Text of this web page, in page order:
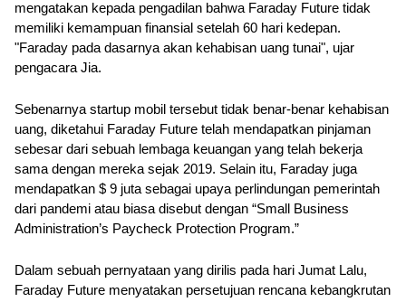
mengatakan kepada pengadilan bahwa Faraday Future tidak
memiliki kemampuan finansial setelah 60 hari kedepan.
"Faraday pada dasarnya akan kehabisan uang tunai", ujar
pengacara Jia.
Sebenarnya startup mobil tersebut tidak benar-benar kehabisan
uang, diketahui Faraday Future telah mendapatkan pinjaman
sebesar dari sebuah lembaga keuangan yang telah bekerja
sama dengan mereka sejak 2019. Selain itu, Faraday juga
mendapatkan $ 9 juta sebagai upaya perlindungan pemerintah
dari pandemi atau biasa disebut dengan “Small Business
Administration’s Paycheck Protection Program.”
Dalam sebuah pernyataan yang dirilis pada hari Jumat Lalu,
Faraday Future menyatakan persetujuan rencana kebangkrutan